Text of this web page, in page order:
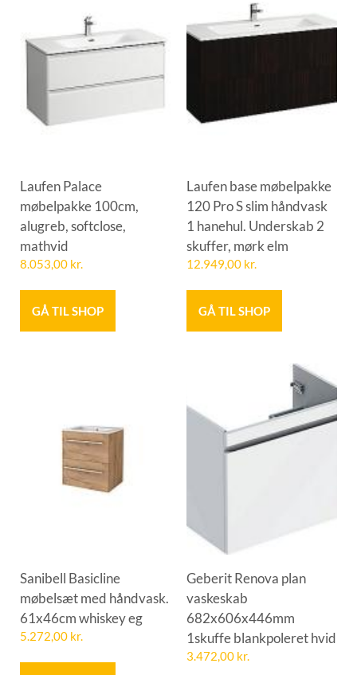
Laufen Palace
møbelpakke 100cm,
alugreb, softclose,
mathvid
8.053,00 kr.
GÅ TIL SHOP
Laufen base møbelpakke
120 Pro S slim håndvask
1 hanehul. Underskab 2
skuffer, mørk elm
12.949,00 kr.
GÅ TIL SHOP
Sanibell Basicline
møbelsæt med håndvask.
61x46cm whiskey eg
5.272,00 kr.
Geberit Renova plan
vaskeskab
682x606x446mm
1skuffe blankpoleret hvid
3.472,00 kr.